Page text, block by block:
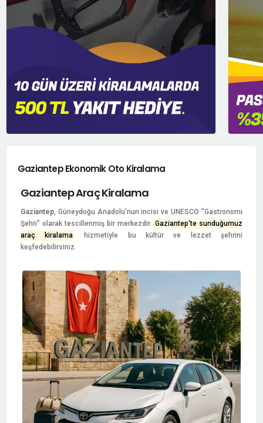
Gaziantep Ekonomik Oto Kiralama
Gaziantep Araç Kiralama
Gaziantep, Güneydoğu Anadolu'nun incisi ve UNESCO "Gastronomi
Şehri" olarak tescillenmiş bir merkezdir. Gaziantep'te sunduğumuz
araç kiralama
hizmetiyle bu kültür ve lezzet şehrini
keşfedebilirsiniz.